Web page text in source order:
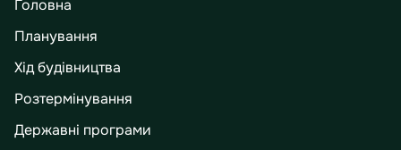
Головна
Планування
Хід будівництва
Розтермінування
Державні програми